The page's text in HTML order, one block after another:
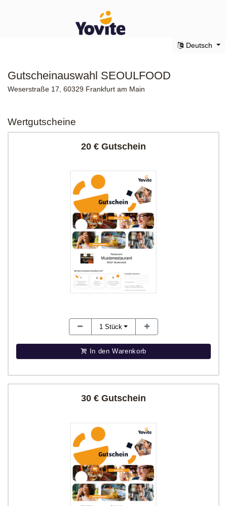
Deutsch
Gutscheinauswahl SEOULFOOD
Weserstraße 17, 60329 Frankfurt am Main
Wertgutscheine
20 € Gutschein
1 Stück
In den Warenkorb
30 € Gutschein